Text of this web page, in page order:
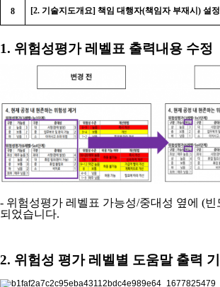
8 [2. 기술지도개요] 책임 대행자(책임자 부재시 ) 설
1. 위험성평가 레벨표 출력내용 수정
- 위험성평가 레벨표 가능성/중대성 옆에 (빈
되었습니다.
2. 위험성 평가 레벨별 도움말 출력